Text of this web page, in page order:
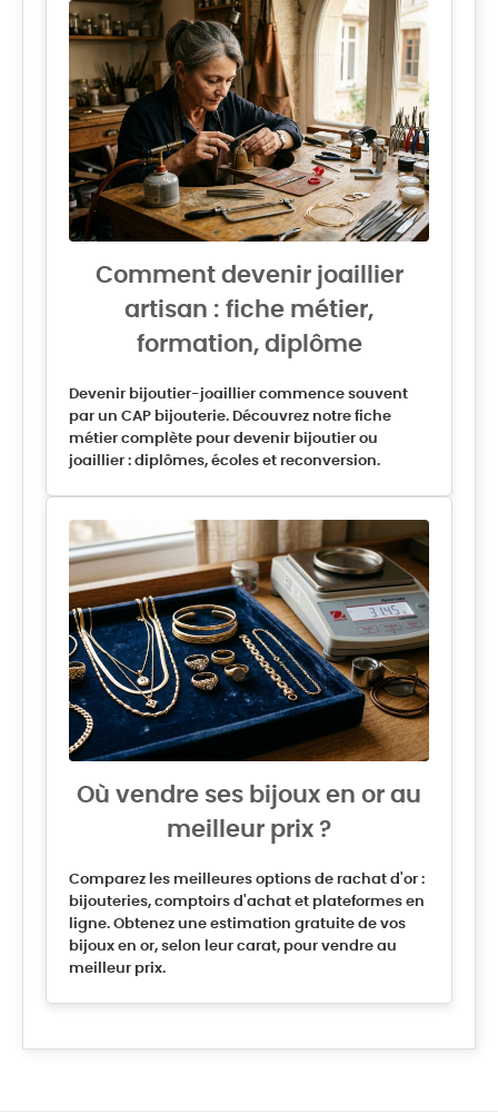
Comment devenir joaillier
artisan : fiche métier,
formation, diplôme
Devenir bijoutier-joaillier commence souvent
par un CAP bijouterie. Découvrez notre fiche
métier complète pour devenir bijoutier ou
joaillier : diplômes, écoles et reconversion.
Où vendre ses bijoux en or au
meilleur prix ?
Comparez les meilleures options de rachat d'or :
bijouteries, comptoirs d'achat et plateformes en
ligne. Obtenez une estimation gratuite de vos
bijoux en or, selon leur carat, pour vendre au
meilleur prix.